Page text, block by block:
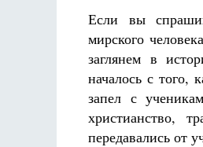
Если вы
мирского
заглянем в
началось с того,
запел с
христианство,
передавались от